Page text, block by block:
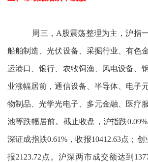
周三，A股震荡整理为主，沪指
船舶制造、光伏设备、采掘行业、有色
运港口、银行、农牧饲渔、风电设备、
业涨幅居前，通信设备、半导体、电子
物制品、光学光电子、多元金融、医疗
池等跌幅居前。截止收盘，沪指跌0.09%
深证成指跌0.61%，收报10412.63点；创
报2123.72点。沪深两市成交额达到